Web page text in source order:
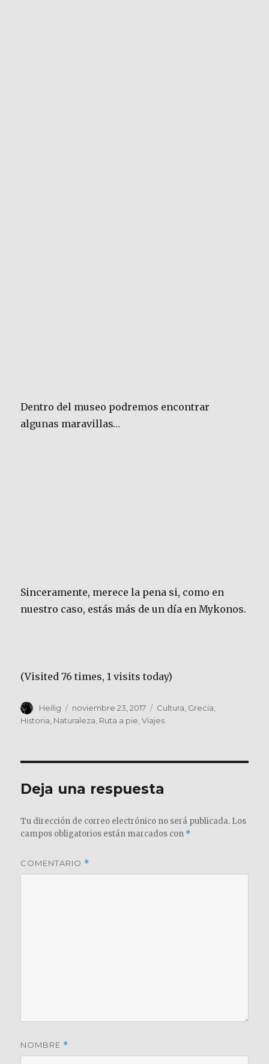
Dentro del museo podremos encontrar
algunas maravillas…
Sinceramente, merece la pena si, como en
nuestro caso, estás más de un día en Mykonos.
(Visited 76 times, 1 visits today)
Autor
Heilig
Publicado
el
noviembre 23, 2017 Categorías
Cultura, Grecia,
Historia, Naturaleza, Ruta a pie,Viajes
Deja una respuesta
Tu dirección de correo electrónico no será publicada. Los
campos obligatorios están marcados con *
COMENTARIO *
NOMBRE *